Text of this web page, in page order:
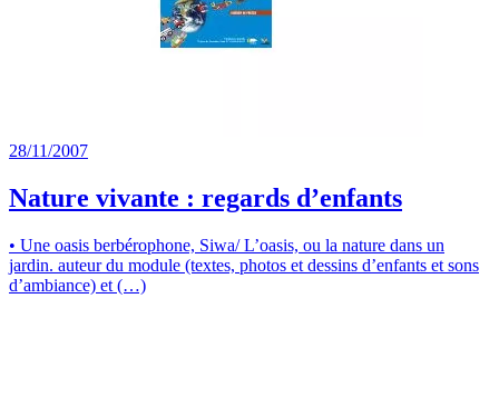
28/11/2007
Nature vivante : regards d’enfants
• Une oasis berbérophone, Siwa/ L’oasis, ou la nature dans un
jardin. auteur du module (textes, photos et dessins d’enfants et sons
d’ambiance) et (…)